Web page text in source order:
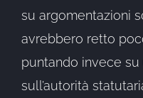
su argomentazioni
avrebbero retto
puntando invece
sull’autorità